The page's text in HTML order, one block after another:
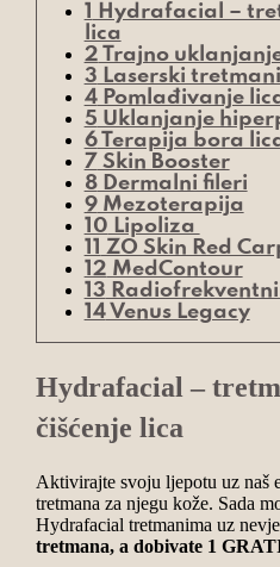
1
Hydrafacial –
lica
2 Trajno
3 Laserski
4Pomlađivanje
5 Uklanjanje
6Terapija bora
7 Skin Booster
8Dermalni fileri
9Mezoterapija
10 Lipoliza
11
ZO Skin Red
12 MedContour
13
14Venus Legacy
Hydrafacial –
čišćenje lica
Aktivirajte svoju ljepotu uz naš
tretmana za njegu kože. Sada
Hydrafacial tretmanima uz
tretmana, a dobivate 1